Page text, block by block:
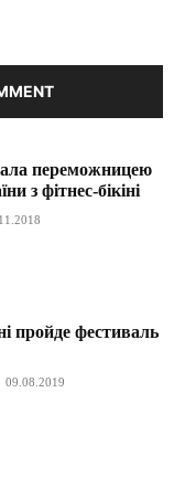
переможницею
з фітнес-бікіні
пройде фестиваль
09.08.2019